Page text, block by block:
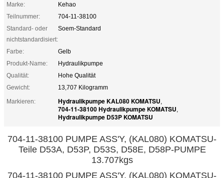
Marke:
Kehao
Teilnummer:
704-11-38100
Standard- oder
nichtstandardisiert:
Soem-Standard
Farbe:
Gelb
Produkt-Name:
Hydraulikpumpe
Qualität:
Hohe Qualität
Gewicht:
13,707 Kilogramm
Markieren:
Hydraulikpumpe KAL080 KOMATSU,
704-11-38100 Hydraulikpumpe KOMATSU,
Hydraulikpumpe D53P KOMATSU
704-11-38100 PUMPE ASS'Y, (KAL080) KOMATSU-
Teile D53A, D53P, D53S, D58E, D58P-PUMPE
13.707kgs
704-11-38100 PUMPE ASS'Y, (KAL080) KOMATSU-